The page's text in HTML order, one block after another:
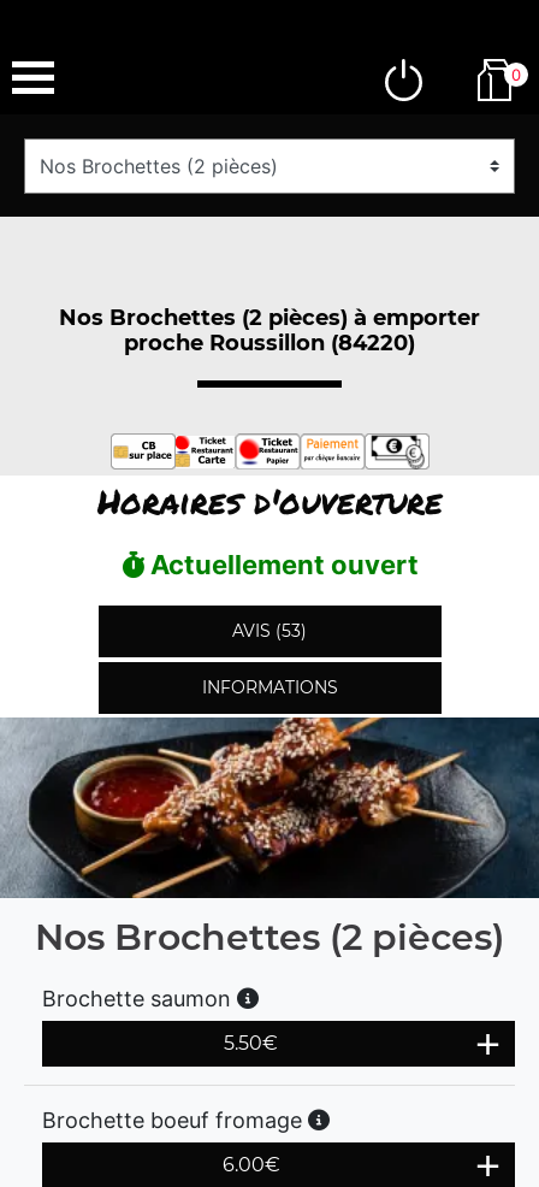
0
Nos Brochettes (2 pièces) à emporter
proche Roussillon (84220)
Horaires d'ouverture
Actuellement ouvert
AVIS (53)
INFORMATIONS
Nos Brochettes (2 pièces)
Brochette saumon
5.50€
Brochette boeuf fromage
6.00€